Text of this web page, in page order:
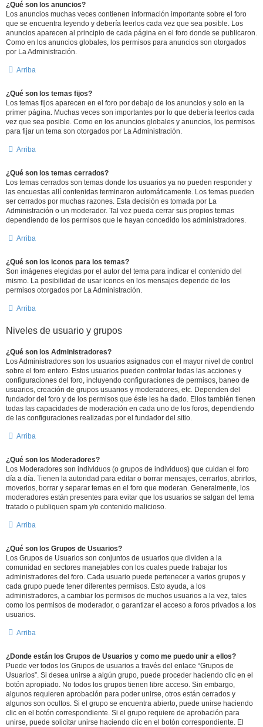
¿Qué son los anuncios?
Los anuncios muchas veces contienen información importante sobre el foro
que se encuentra leyendo y debería leerlos cada vez que sea posible. Los
anuncios aparecen al principio de cada página en el foro donde se publicaron.
Como en los anuncios globales, los permisos para anuncios son otorgados
por La Administración.
Arriba
¿Qué son los temas fijos?
Los temas fijos aparecen en el foro por debajo de los anuncios y solo en la
primer página. Muchas veces son importantes por lo que debería leerlos cada
vez que sea posible. Como en los anuncios globales y anuncios, los permisos
para fijar un tema son otorgados por La Administración.
Arriba
¿Qué son los temas cerrados?
Los temas cerrados son temas donde los usuarios ya no pueden responder y
las encuestas allí contenidas terminaron automáticamente. Los temas pueden
ser cerrados por muchas razones. Esta decisión es tomada por La
Administración o un moderador. Tal vez pueda cerrar sus propios temas
dependiendo de los permisos que le hayan concedido los administradores.
Arriba
¿Qué son los iconos para los temas?
Son imágenes elegidas por el autor del tema para indicar el contenido del
mismo. La posibilidad de usar iconos en los mensajes depende de los
permisos otorgados por La Administración.
Arriba
Niveles de usuario y grupos
¿Qué son los Administradores?
Los Administradores son los usuarios asignados con el mayor nivel de control
sobre el foro entero. Estos usuarios pueden controlar todas las acciones y
configuraciones del foro, incluyendo configuraciones de permisos, baneo de
usuarios, creación de grupos usuarios y moderadores, etc. Dependen del
fundador del foro y de los permisos que éste les ha dado. Ellos también tienen
todas las capacidades de moderación en cada uno de los foros, dependiendo
de las configuraciones realizadas por el fundador del sitio.
Arriba
¿Qué son los Moderadores?
Los Moderadores son individuos (o grupos de individuos) que cuidan el foro
día a día. Tienen la autoridad para editar o borrar mensajes, cerrarlos, abrirlos,
moverlos, borrar y separar temas en el foro que moderan. Generalmente, los
moderadores están presentes para evitar que los usuarios se salgan del tema
tratado o publiquen spam y/o contenido malicioso.
Arriba
¿Qué son los Grupos de Usuarios?
Los Grupos de Usuarios son conjuntos de usuarios que dividen a la
comunidad en sectores manejables con los cuales puede trabajar los
administradores del foro. Cada usuario puede pertenecer a varios grupos y
cada grupo puede tener diferentes permisos. Esto ayuda, a los
administradores, a cambiar los permisos de muchos usuarios a la vez, tales
como los permisos de moderador, o garantizar el acceso a foros privados a los
usuarios.
Arriba
¿Donde están los Grupos de Usuarios y como me puedo unir a ellos?
Puede ver todos los Grupos de usuarios a través del enlace “Grupos de
Usuarios”. Si desea unirse a algún grupo, puede proceder haciendo clic en el
botón apropiado. No todos los grupos tienen libre acceso. Sin embargo,
algunos requieren aprobación para poder unirse, otros están cerrados y
algunos son ocultos. Si el grupo se encuentra abierto, puede unirse haciendo
clic en el botón correspondiente. Si el grupo requiere de aprobación para
unirse, puede solicitar unirse haciendo clic en el botón correspondiente. El